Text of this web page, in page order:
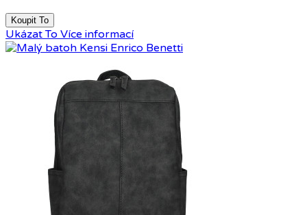
Koupit To
Ukázat To Více informací